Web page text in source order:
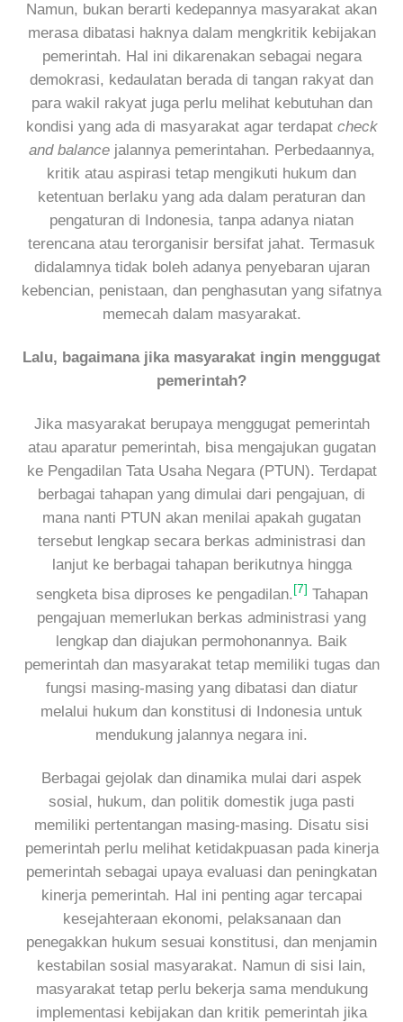
Namun, bukan berarti kedepannya masyarakat akan
merasa dibatasi haknya dalam mengkritik kebijakan
pemerintah. Hal ini dikarenakan sebagai negara
demokrasi, kedaulatan berada di tangan rakyat dan
para wakil rakyat juga perlu melihat kebutuhan dan
kondisi yang ada di masyarakat agar terdapat check
and balancejalannya pemerintahan. Perbedaannya,
kritik atau aspirasi tetap mengikuti hukum dan
ketentuan berlaku yang ada dalam peraturan dan
pengaturan di Indonesia, tanpa adanya niatan
terencana atau terorganisir bersifat jahat. Termasuk
didalamnya tidak boleh adanya penyebaran ujaran
kebencian, penistaan, dan penghasutan yang sifatnya
memecah dalam masyarakat.
Lalu, bagaimana jika masyarakat ingin menggugat
pemerintah?
Jika masyarakat berupaya menggugat pemerintah
atau aparatur pemerintah, bisa mengajukan gugatan
ke Pengadilan Tata Usaha Negara (PTUN). Terdapat
berbagai tahapan yang dimulai dari pengajuan, di
mana nanti PTUN akan menilai apakah gugatan
tersebut lengkap secara berkas administrasi dan
lanjut ke berbagai tahapan berikutnya hingga
sengketa bisa diproses ke pengadilan.[7] Tahapan
pengajuan memerlukan berkas administrasi yang
lengkap dan diajukan permohonannya. Baik
pemerintah dan masyarakat tetap memiliki tugas dan
fungsi masing-masing yang dibatasi dan diatur
melalui hukum dan konstitusi di Indonesia untuk
mendukung jalannya negara ini.
Berbagai gejolak dan dinamika mulai dari aspek
sosial, hukum, dan politik domestik juga pasti
memiliki pertentangan masing-masing. Disatu sisi
pemerintah perlu melihat ketidakpuasan pada kinerja
pemerintah sebagai upaya evaluasi dan peningkatan
kinerja pemerintah. Hal ini penting agar tercapai
kesejahteraan ekonomi, pelaksanaan dan
penegakkan hukum sesuai konstitusi, dan menjamin
kestabilan sosial masyarakat. Namun di sisi lain,
masyarakat tetap perlu bekerja sama mendukung
implementasi kebijakan dan kritik pemerintah jika